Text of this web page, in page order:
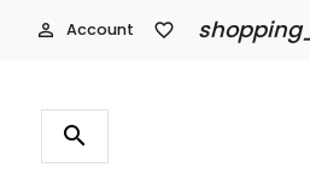
person_outline Account favorite_border
Producten
zoeken
search